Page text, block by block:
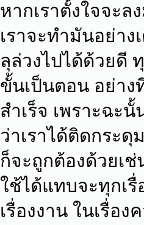
หากเราตั้งใจจะล
เราจะทำมันอย่า
ลุล่วงไปได้ด้วยดี
ขั้นเป็นตอน อย่า
สำเร็จ เพราะฉะ
ว่าเราได้ติดกระดุ
ก็จะถูกต้องด้วยเ
ใช้ได้แทบจะทุกเรื่
เรื่องงาน ในเรื่อ